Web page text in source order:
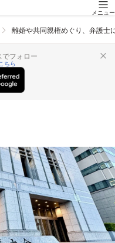
メニュー
離婚や共同親権めぐり、弁護
フォロー
ちら